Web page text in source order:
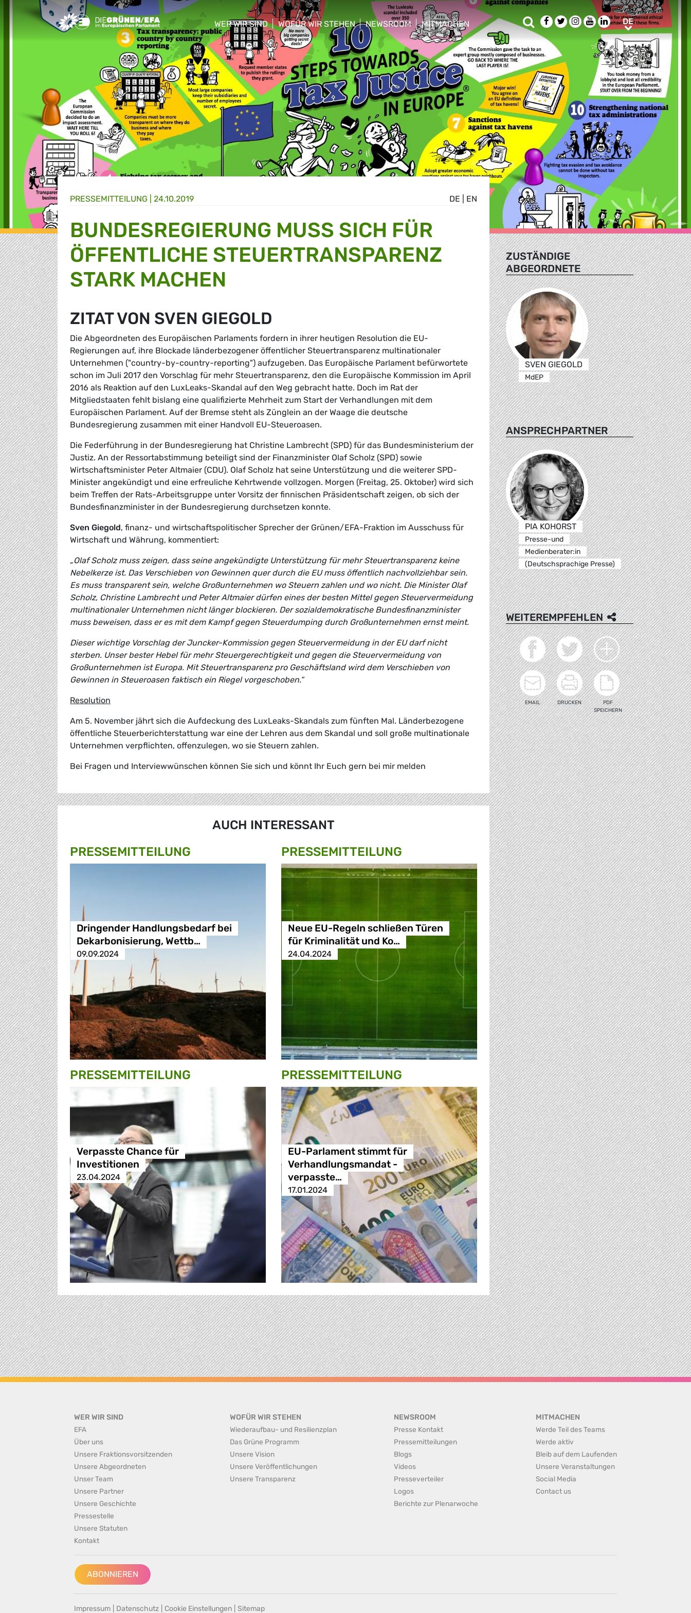
Greens/EFA Home
WER WIR SIND
show/hide sub menu
WOFÜR WIR STEHEN
show/hide sub menu
NEWSROOM
show/hide sub menu
MITMACHEN
show/hide sub menu
SucheFacebook
TwitterInstagram
Youtube
LinkedIn
DEDE
DE EN
PRESSE­MITTEILUNG 24.10.2019
BUNDESREGIERUNG MUSS SICH FÜR
ÖFFENTLICHE STEUERTRANSPARENZ
STARK MACHEN
ZITAT VON SVEN GIEGOLD
Die Abgeordneten des Europäischen Parlaments fordern in ihrer heutigen Resolution die EU-
Regierungen auf, ihre Blockade länderbezogener öffentlicher Steuertransparenz multinationaler
Unternehmen ("country-by-country-reporting") aufzugeben. Das Europäische Parlament befürwortete
schon im Juli 2017 den Vorschlag für mehr Steuertransparenz, den die Europäische Kommission im April
2016 als Reaktion auf den LuxLeaks-Skandal auf den Weg gebracht hatte. Doch im Rat der
Mitgliedstaaten fehlt bislang eine qualifizierte Mehrheit zum Start der Verhandlungen mit dem
Europäischen Parlament. Auf der Bremse steht als Zünglein an der Waage die deutsche
Bundesregierung zusammen mit einer Handvoll EU-Steueroasen.
Die Federführung in der Bundesregierung hat Christine Lambrecht (SPD) für das Bundesministerium der
Justiz. An der Ressortabstimmung beteiligt sind der Finanzminister Olaf Scholz (SPD) sowie
Wirtschaftsminister Peter Altmaier (CDU). Olaf Scholz hat seine Unterstützung und die weiterer SPD-
Minister angekündigt und eine erfreuliche Kehrtwende vollzogen. Morgen (Freitag, 25. Oktober) wird sich
beim Treffen der Rats-Arbeitsgruppe unter Vorsitz der finnischen Präsidentschaft zeigen, ob sich der
Bundesfinanzminister in der Bundesregierung durchsetzen konnte.
Sven Giegold, finanz- und wirtschaftspolitischer Sprecher der Grünen/EFA-Fraktion im Ausschuss für
Wirtschaft und Währung, kommentiert:
„Olaf Scholz muss zeigen, dass seine angekündigte Unterstützung für mehr Steuertransparenz keine
Nebelkerze ist. Das Verschieben von Gewinnen quer durch die EU muss öffentlich nachvollziehbar sein.
Es muss transparent sein, welche Großunternehmen wo Steuern zahlen und wo nicht. Die Minister Olaf
Scholz, Christine Lambrecht und Peter Altmaier dürfen eines der besten Mittel gegen Steuervermeidung
multinationaler Unternehmen nicht länger blockieren. Der sozialdemokratische Bundesfinanzminister
muss beweisen, dass er es mit dem Kampf gegen Steuerdumping durch Großunternehmen ernst meint.
Dieser wichtige Vorschlag der Juncker-Kommission gegen Steuervermeidung in der EU darf nicht
sterben. Unser bester Hebel für mehr Steuergerechtigkeit und gegen die Steuervermeidung von
Großunternehmen ist Europa. Mit Steuertransparenz pro Geschäftsland wird dem Verschieben von
Gewinnen in Steueroasen faktisch ein Riegel vorgeschoben.“
Resolution
Am 5. November jährt sich die Aufdeckung des LuxLeaks-Skandals zum fünften Mal. Länderbezogene
öffentliche Steuerberichterstattung war eine der Lehren aus dem Skandal und soll große multinationale
Unternehmen verpflichten, offenzulegen, wo sie Steuern zahlen.
Bei Fragen und Interviewwünschen können Sie sich und könnt Ihr Euch gern bei mir melden
AUCH INTERESSANT
PRESSE­MITTEILUNG
Dringender Handlungsbedarf bei
Dekarbonisierung, Wettb…
09.09.2024
PRESSE­MITTEILUNG
Neue EU-Regeln schließen Türen
für Kriminalität und Ko…
24.04.2024
PRESSE­MITTEILUNG
Verpasste Chance für
Investitionen
23.04.2024
PRESSE­MITTEILUNG
EU-Parlament stimmt für
Verhandlungsmandat -
verpasste…
17.01.2024
ZUSTÄNDIGE
ABGEORDNETE
SVEN GIEGOLD
MdEP
ANSPRECHPARTNER
PIA KOHORST
Presse-und
Medienberater:in
(Deutschsprachige Presse)
WEITEREMPFEHLEN
EMAIL DRUCKEN
PDF
SPEICHERN
WER WIR SIND
EFA
Über uns
Unsere Fraktionsvorsitzenden
Unsere Abgeordneten
Unser Team
Unsere Partner
Unsere Geschichte
Pressestelle
Unsere Statuten
Kontakt
WOFÜR WIR STEHEN
Wiederaufbau- und Resilienzplan
Das Grüne Programm
Unsere Vision
Unsere Veröffentlichungen
Unsere Transparenz
NEWSROOM
Presse Kontakt
Pressemitteilungen
Blogs
Videos
Presseverteiler
Logos
Berichte zur Plenarwoche
MITMACHEN
Werde Teil des Teams
Werde aktiv
Bleib auf dem Laufenden
Unsere Veranstaltungen
Social Media
Contact us
ABONNIEREN
Impressum Datenschutz Cookie Einstellungen Sitemap